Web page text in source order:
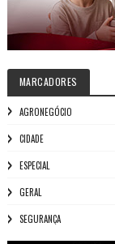
MARCADORES
AGRONEGÓCIO
CIDADE
ESPECIAL
GERAL
SEGURANÇA